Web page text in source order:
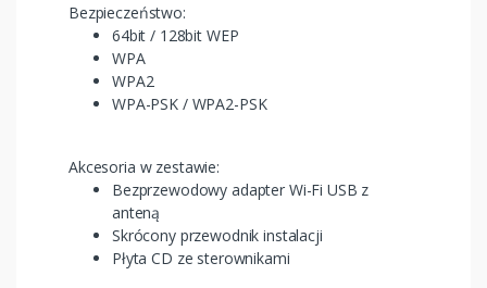
Bezpieczeństwo:
64bit / 128bit WEP
WPA
WPA2
WPA-PSK / WPA2-PSK
Akcesoria w zestawie:
Bezprzewodowy adapter Wi-Fi USB z
anteną
Skrócony przewodnik instalacji
Płyta CD ze sterownikami